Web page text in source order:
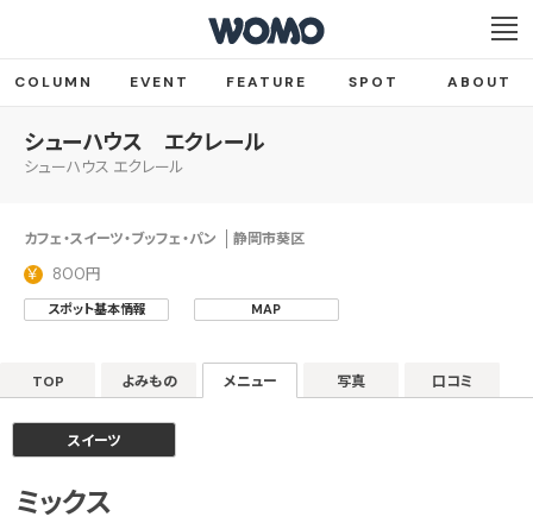
COLUMN EVENT FEATURE SPOT ABOUT
シューハウス エクレール
シューハウス エクレール
カフェ・スイーツ・ブッフェ・パン 静岡市葵区
800円
スポット基本情報 MAP
TOP よみもの メニュー 写真 口コミ
スイーツ
ミックス